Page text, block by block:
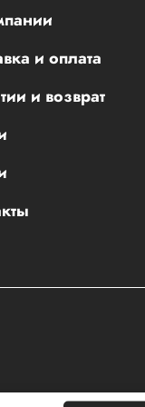
и оплата
и возврат